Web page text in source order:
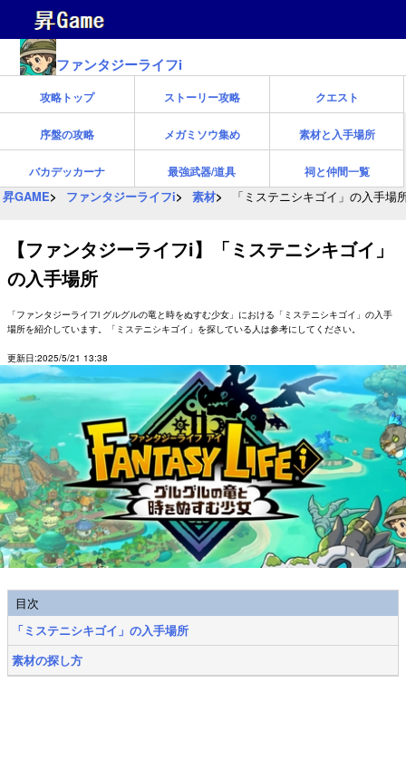
ファンタジーライフi
攻略トップ ストーリー攻略 クエスト
序盤の攻略 メガミソウ集め 素材と入手場所
バカデッカーナ 最強武器/道具 祠と仲間一覧
昇GAME ファンタジーライフi 素材 「ミステニシキゴイ」の入手場
【ファンタジーライフi】「ミステニシキゴイ」
の入手場所
「ファンタジーライフi グルグルの竜と時をぬすむ少女」における「ミステニシキゴイ」の入手
場所を紹介しています。「ミステニシキゴイ」を探している人は参考にしてください。
更新日:2025/5/21 13:38
目次
「ミステニシキゴイ」の入手場所
素材の探し方